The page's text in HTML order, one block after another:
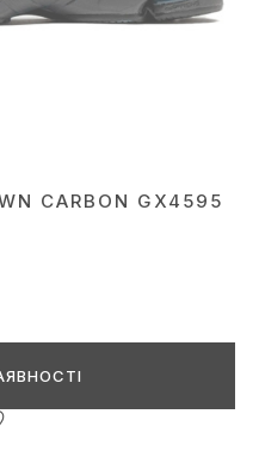
CARBON GX4595